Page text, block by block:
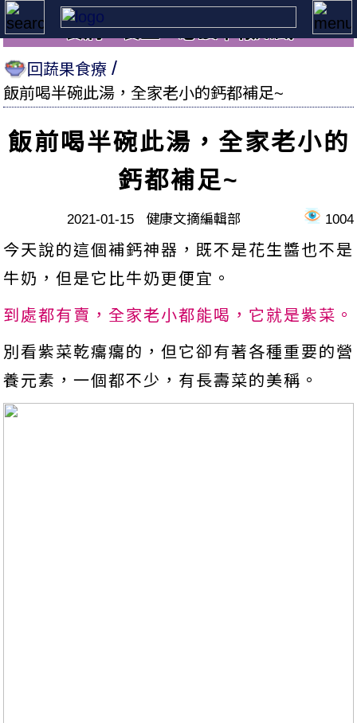
養病、養生，必讀本報知識
回蔬果食療
飯前喝半碗此湯，全家老小的鈣都補足~
飯前喝半碗此湯，全家老小的
鈣都補足~
2021-01-15 健康文摘編輯部 1004
今天說的這個補鈣神器，既不是花生醬也不是
牛奶，但是它比牛奶更便宜。
到處都有賣，全家老小都能喝，它就是紫菜。
別看紫菜乾癟癟的，但它卻有著各種重要的營
養元素，一個都不少，有長壽菜的美稱。